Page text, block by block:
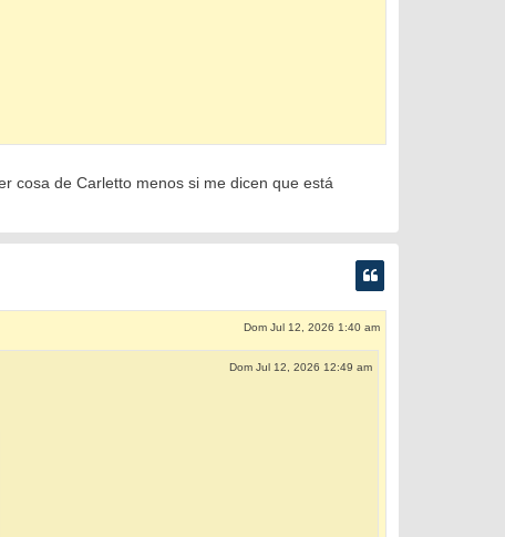
cosa de Carletto menos si me dicen que está
Dom Jul 12, 2026 1:40 am
Dom Jul 12, 2026 12:49 am